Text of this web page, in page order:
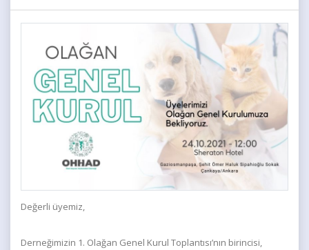
Değerli üyemiz,
Derneğimizin 1. Olağan Genel Kurul Toplantısı’nın birincisi,